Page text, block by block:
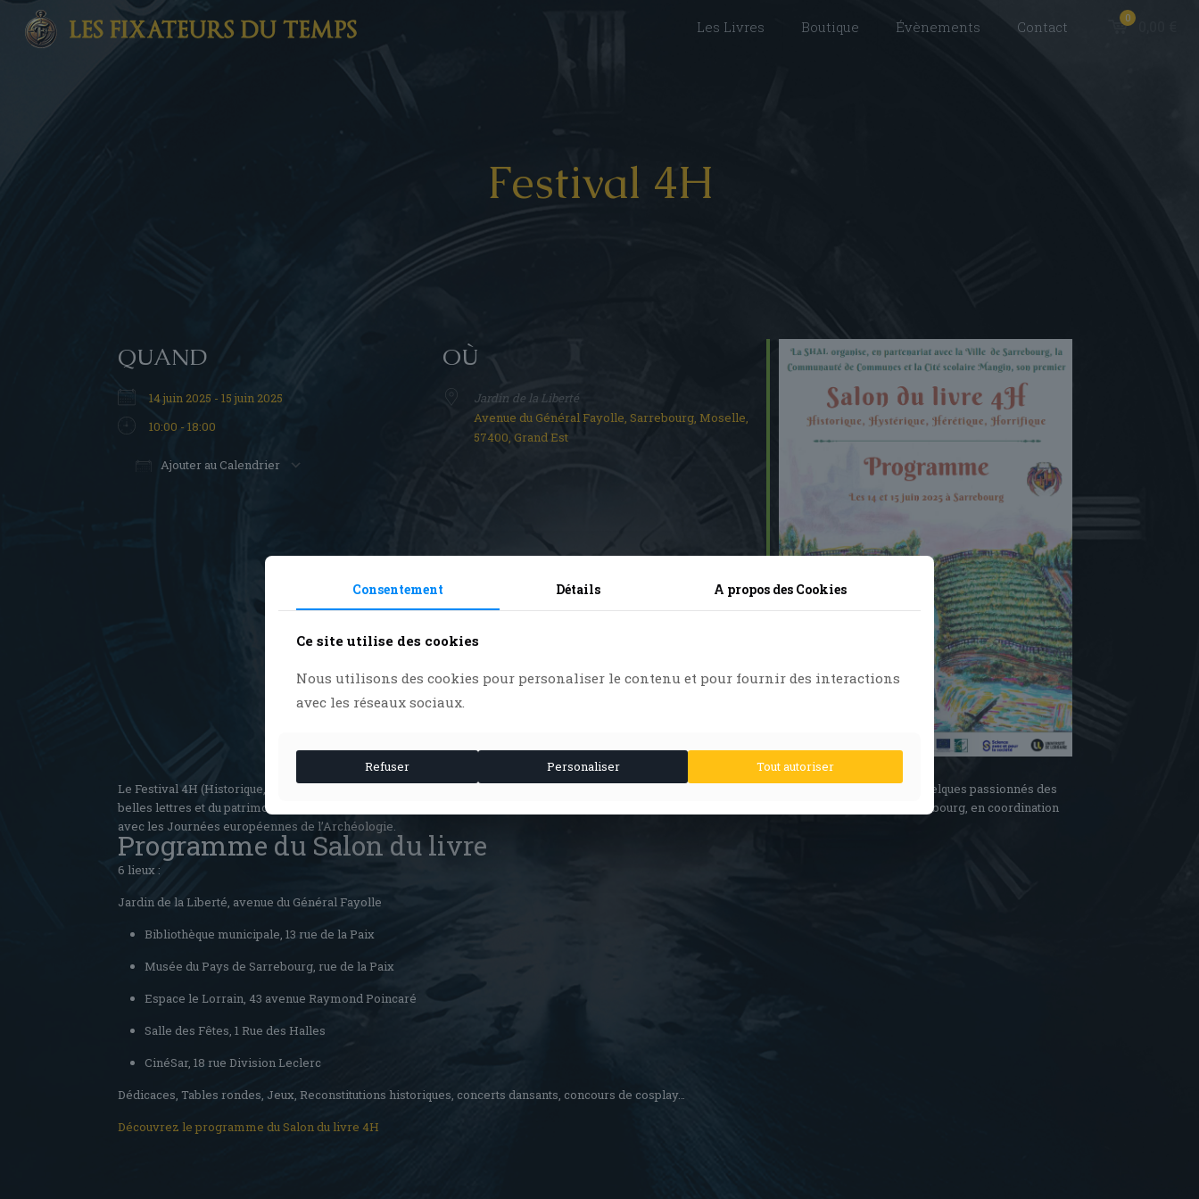
Les Livres Boutique Évènements Contact
0
Festival 4H
QUAND
14 juin 2025 - 15 juin 2025
10:00 - 18:00
Ajouter au Calendrier
Outlook Live
OÙ
Jardin de la Liberté
Avenue du Général Fayolle, Sarrebourg, Moselle,
57400, Grand Est
Le Festival 4H (Historique, Hystérique, Hérétique, Horrifique) est né à la SHAL (Société d’Histoire et d’Archéologie de Lorraine) et de l’envie de quelques passionnés des
belles lettres et du patrimoine d’organiser un Salon du livre autour de l’univers de la Fantasy et de l’histoire (deux genres intimement liés), à Sarrebourg, en coordination
avec les Journées européennes de l’Archéologie.
Programme du Salon du livre
6 lieux :
Jardin de la Liberté, avenue du Général Fayolle
Bibliothèque municipale, 13 rue de la Paix
Musée du Pays de Sarrebourg, rue de la Paix
Espace le Lorrain, 43 avenue Raymond Poincaré
Salle des Fêtes, 1 Rue des Halles
CinéSar, 18 rue Division Leclerc
Dédicaces, Tables rondes, Jeux, Reconstitutions historiques, concerts dansants, concours de cosplay…
Découvrez le programme du Salon du livre 4H
Consentement Détails A propos des Cookies
Ce site utilise des cookies
Nous utilisons des cookies pour personaliser le contenu et pour fournir des interactions
avec les réseaux sociaux.
Refuser Personaliser Tout autoriser